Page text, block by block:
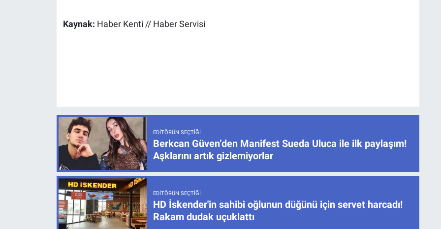
Kaynak: Haber Kenti // Haber Servisi
EDITÖRÜN SEÇTIĞI
Berkcan Güven’den Manifest Sueda Uluca ile ilk paylaşım!
Aşklarını artık gizlemiyorlar
EDITÖRÜN SEÇTIĞI
HD İskender'in sahibi oğlunun düğünü için servet harcadı!
Rakam dudak uçuklattı